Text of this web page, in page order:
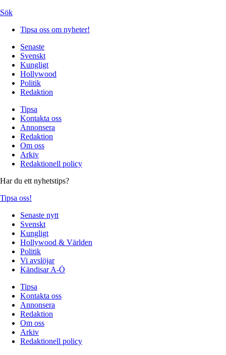
Sök
Tipsa oss om nyheter!
Senaste
Svenskt
Kungligt
Hollywood
Politik
Redaktion
Tipsa
Kontakta oss
Annonsera
Redaktion
Om oss
Arkiv
Redaktionell policy
Har du ett nyhetstips?
Tipsa oss!
Senaste nytt
Svenskt
Kungligt
Hollywood & Världen
Politik
Vi avslöjar
Kändisar A-Ö
Tipsa
Kontakta oss
Annonsera
Redaktion
Om oss
Arkiv
Redaktionell policy